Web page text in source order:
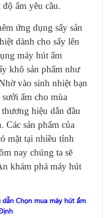
ẩm yêu cầu.
ứng dụng sấy sản
dành cho sấy lên
máy hút ẩm
khô sản phẩm như
vào sinh nhiệt bạn
ấm cho mùa
hiệu dẫn đầu
sản phẩm của
mặt tại nhiều tỉnh
nay chúng ta sẽ
khám phá máy hút
dẫn Chọn mua máy hút ẩm